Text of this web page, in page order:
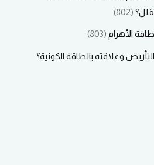
(802)
الأهرام (803)
وعلاقته بالطاقة الكونية؟